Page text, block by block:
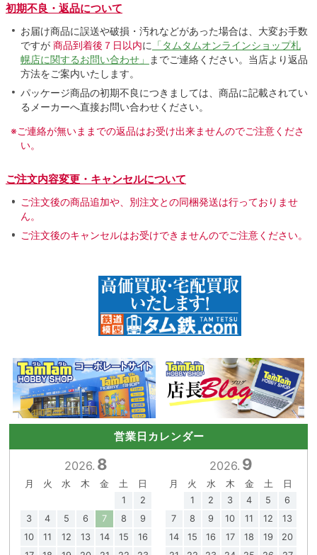
初期不良・返品について
お届け商品に誤送や破損・汚れなどがあった場合は、大変お手数
ですが 商品到着後７日以内に 「タムタムオンラインショップ札
幌店に関するお問い合わせ」
までご連絡ください。当店より返品
方法をご案内いたします。
パッケージ商品の初期不良につきましては、商品に記載されてい
るメーカーへ直接お問い合わせください。
※ご連絡が無いままでの返品はお受け出来ませんのでご注意くださ
い。
ご注文内容変更・キャンセルについて
ご注文後の商品追加や、別注文との同梱発送は行っておりませ
ん。
ご注文後のキャンセルはお受けできませんのでご注意ください。
営業日カレンダー
2026. 8
月 火 水 木 金 土
日
1
2
3
4 5 6 7 8
9
10
11 12 13 14 15
16
2026. 9
月 火 水 木 金 土
日
1
2 3 4 5
6
7
8 9 10 11 12
13
14
15 16 17 18 19
20